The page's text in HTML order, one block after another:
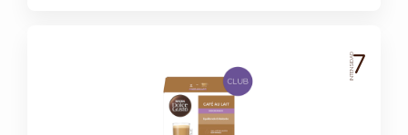
INTENSIDAD7